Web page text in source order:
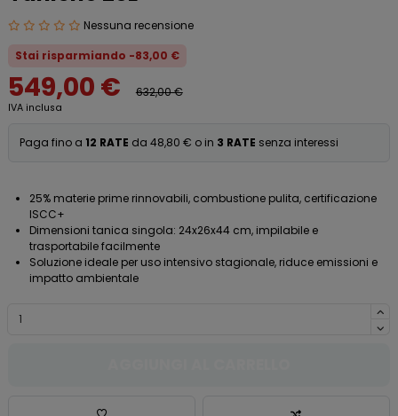
Nessuna recensione
Stai risparmiando -83,00 €
549,00 € 632,00 €
IVA inclusa
Paga fino a 12 RATE da 48,80 € o in 3 RATE senza interessi
25% materie prime rinnovabili, combustione pulita, certificazione
ISCC+
Dimensioni tanica singola: 24x26x44 cm, impilabile e
trasportabile facilmente
Soluzione ideale per uso intensivo stagionale, riduce emissioni e
impatto ambientale